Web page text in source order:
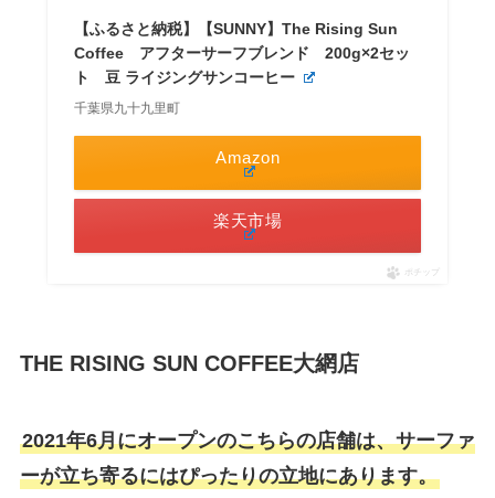
【ふるさと納税】【SUNNY】The Rising Sun
Coffee アフターサーフブレンド 200g×2セッ
ト 豆 ライジングサンコーヒー
千葉県九十九里町
Amazon
楽天市場
ポチップ
THE RISING SUN COFFEE大網店
2021年6月にオープンのこちらの店舗は、サーファ
ーが立ち寄るにはぴったりの立地にあります。